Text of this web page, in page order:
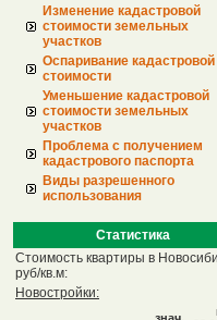
Изменение кадастровой
стоимости земельных
участков
Оспаривание кадастровой
стоимости
Уменьшение кадастровой
стоимости земельных
участков
Проблема с получением
кадастрового паспорта
Виды разрешенного
использования
Статистика
Стоимость квартиры в
руб/кв.м:
Новостройки: